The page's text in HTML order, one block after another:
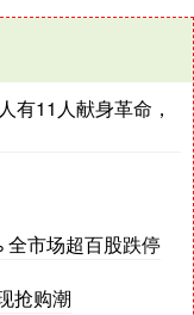
有11人献身革命，
全市场超百股跌停
抢购潮